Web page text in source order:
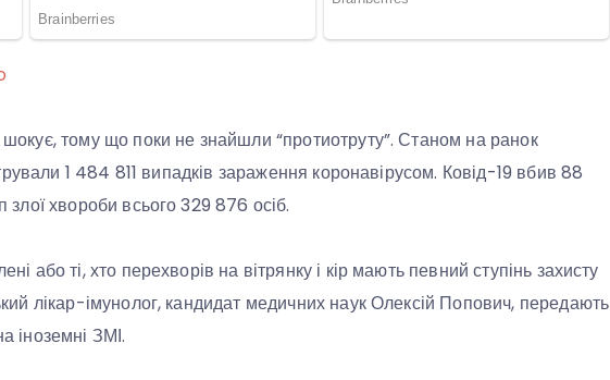
тому що поки не знайшли “протиотруту”. Станом на ранок
1 484 811 випадків зараження коронавірусом. Ковід-19 вбив 88
хвороби всього 329 876 осіб.
або ті, хто перехворів на вітрянку і кір мають певний ступінь захисту
лікар-імунолог, кандидат медичних наук Олексій Попович, передають
іноземні ЗМІ.